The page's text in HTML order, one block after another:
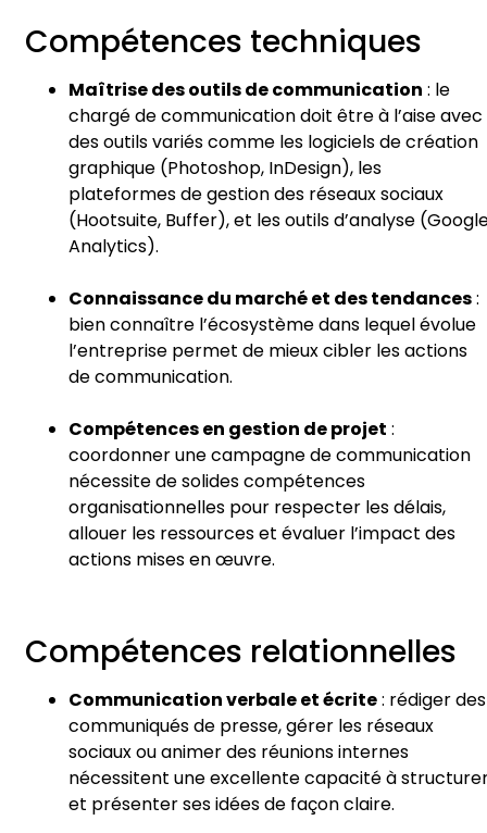
Compétences techniques
Maîtrise des outils de communication : le
chargé de communication doit être à l’aise avec
des outils variés comme les logiciels de création
graphique (Photoshop, InDesign), les
plateformes de gestion des réseaux sociaux
(Hootsuite, Buffer), et les outils d’analyse
Analytics).
Connaissance du marché et des tendances:
bien connaître l’écosystème dans lequel évolue
l’entreprise permet de mieux cibler les actions
de communication.
Compétences en gestion de projet :
coordonner une campagne de communication
nécessite de solides compétences
organisationnelles pour respecter les délais,
allouer les ressources et évaluer l’impact des
actions mises en œuvre.
Compétences relationnelles
Communication verbale et écrite: rédiger des
communiqués de presse, gérer les réseaux
sociaux ou animer des réunions internes
nécessitent une excellente capacité à
et présenter ses idées de façon claire.